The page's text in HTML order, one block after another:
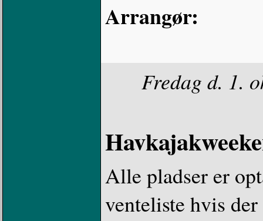
Arrangør:
Fredag d. 1.
Alle pladser er
venteliste hvis